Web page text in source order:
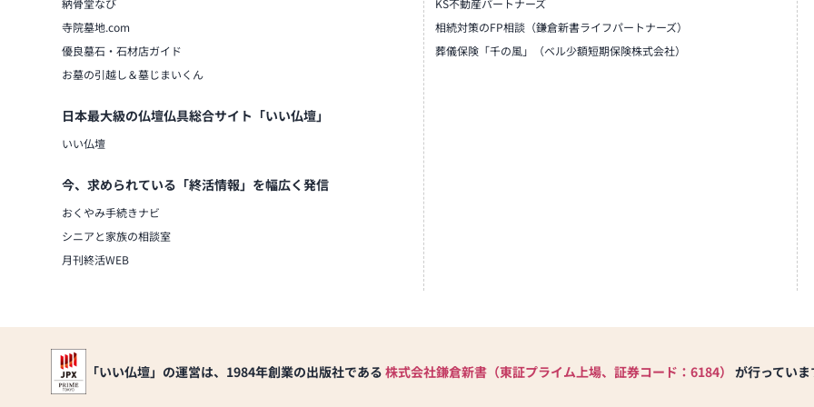
納骨堂なび
寺院墓地.com
優良墓石・石材店ガイド
お墓の引越し＆墓じまいくん
日本最大級の仏壇仏具総合サイト「いい仏壇」
いい仏壇
今、求められている「終活情報」を幅広く発信
おくやみ手続きナビ
シニアと家族の相談室
月刊終活WEB
KS不動産パートナーズ
相続対策のFP相談（鎌倉新書ライフパートナーズ）
葬儀保険「千の風」（ベル少額短期保険株式会社）
「いい仏壇」の運営は、1984年創業の出版社である 株式会社鎌倉新書（東証プライム上場、証券コード：6184） が行っていま